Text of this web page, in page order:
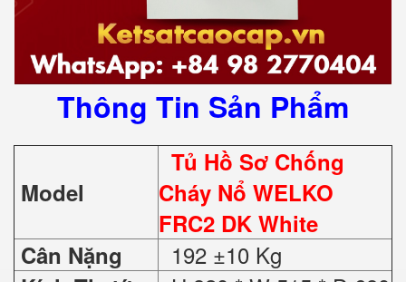
Thông Tin Sản Phẩm
Model
Tủ Hồ Sơ Chống
Cháy Nổ WELKO
FRC2 DK White
Cân Nặng
192 ±10 Kg